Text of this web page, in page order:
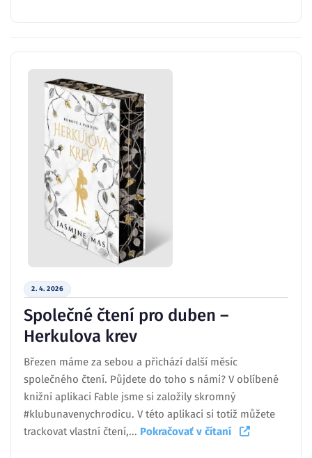
2. 4. 2026
Společné čtení pro duben –
Herkulova krev
Březen máme za sebou a přichází další měsíc
společného čtení. Půjdete do toho s námi? V oblíbené
knižní aplikaci Fable jsme si založily skromný
#klubunavenychrodicu. V této aplikaci si totiž můžete
trackovat vlastní čtení,... Pokračovať v čítaní